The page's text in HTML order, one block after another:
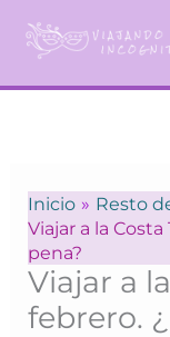
contenido
Inicio
Resto
Viajar a la
pena?
Viajar a
febrero.